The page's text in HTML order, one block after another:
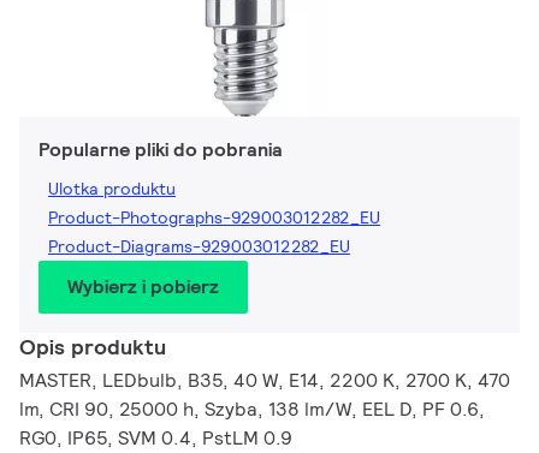
Popularne pliki do pobrania
Ulotka produktu
Product-Photographs-929003012282_EU
Product-Diagrams-929003012282_EU
Wybierz i pobierz
Opis produktu
MASTER, LEDbulb, B35, 40 W, E14, 2200 K, 2700 K, 470
lm, CRI 90, 25000 h, Szyba, 138 lm/W, EEL D, PF 0.6,
RG0, IP65, SVM 0.4, PstLM 0.9